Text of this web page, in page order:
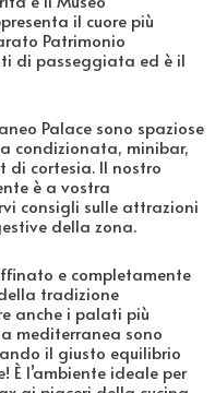
il cuore più
Patrimonio
di passeggiata ed è il
Palace sono spaziose
condizionata, minibar,
di cortesia. Il nostro
è a vostra
consigli sulle attrazioni
della zona.
e completamente
tradizione
anche i palati più
mediterranea sono
il giusto equilibrio
l’ambiente ideale per